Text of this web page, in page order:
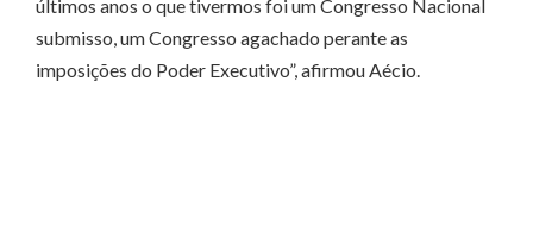
últimos anos o que tivermos foi um Congresso Nacional
submisso, um Congresso agachado perante as
imposições do Poder Executivo”, afirmou Aécio.